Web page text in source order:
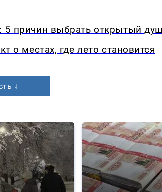
причин выбрать открытый душ
о местах, где лето становится
↓